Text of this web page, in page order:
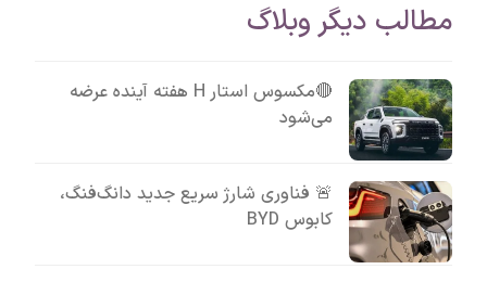
مطالب دیگر وبلاگ
🔴مکسوس استار H هفته آینده عرضه
می‌شود
🚨 فناوری شارژ سریع جدید دانگ‌فنگ،
کابوس BYD